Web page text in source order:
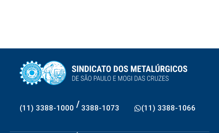
(11) 3388-1000 / 3388-1073 (11) 3388-1066